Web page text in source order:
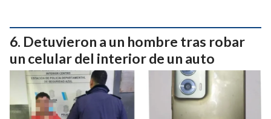
Detuvieron a un hombre tras robar
un celular del interior de un auto